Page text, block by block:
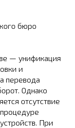
бюро
— унификация
и
перевода
Однако
отсутствие
При